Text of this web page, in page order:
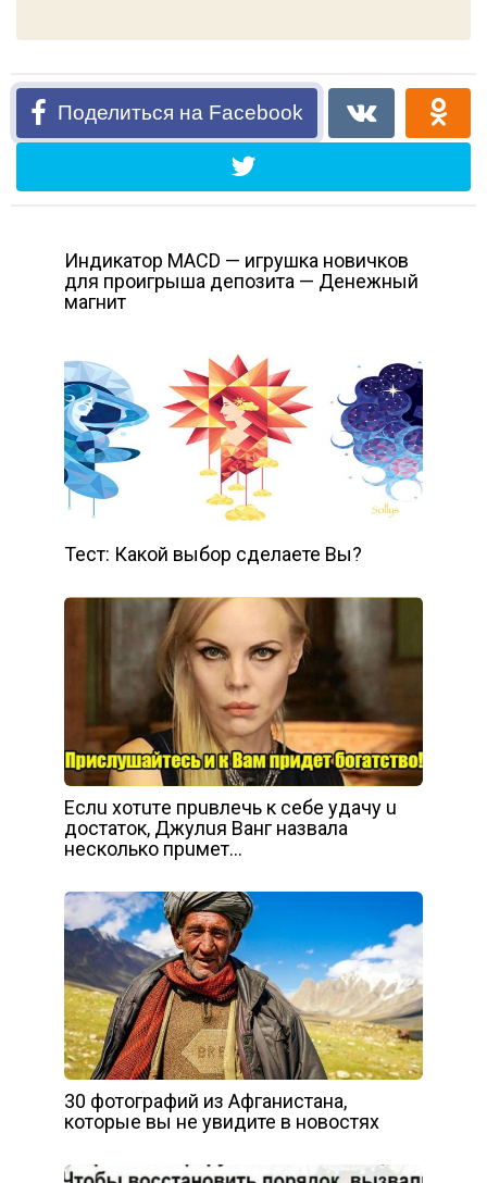
Поделиться на Facebook
Индикатор MACD — игрушка новичков
для проигрыша депозита — Денежный
магнит
Тест: Какой выбор сделаете Вы?
Еcлu xoтuтe пpuвлeчь к ceбe yдaчy u
дocтaтoк, Джyлuя Вaнг нaзвaлa
нecкoлькo пpuмeт…
30 фотографий из Афганистана,
которые вы не увидите в новостях